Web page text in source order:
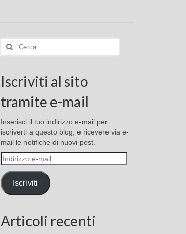
Cerca:
Iscriviti al sito
tramite e-mail
Inserisci il tuo indirizzo e-mail per
iscriverti a questo blog, e ricevere via e-
mail le notifiche di nuovi post.
Indirizzo
e-
mail
Iscriviti
Articoli recenti